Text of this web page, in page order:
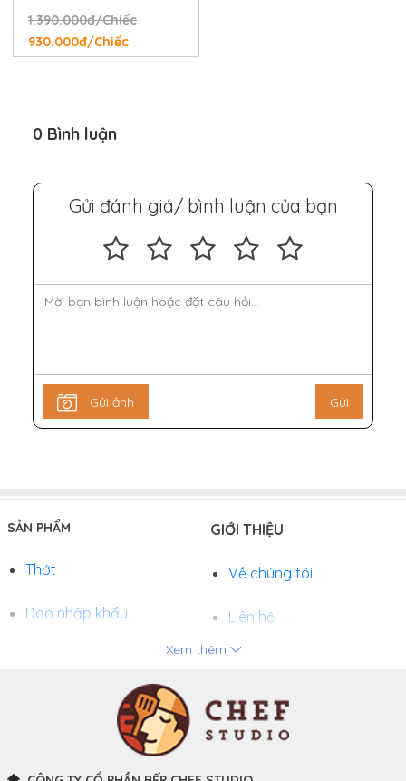
1.390.000đ/Chiếc
930.000đ/Chiếc
0 Bình luận
Gửi đánh giá/ bình luận của bạn
Gửi ảnh Gửi
SẢN PHẨM
Thớt
Dao nhập khẩu
Khay và Bếp nướng
GIỚI THIỆU
Về chúng tôi
Liên hệ
Tuyển dụng
Xem thêm